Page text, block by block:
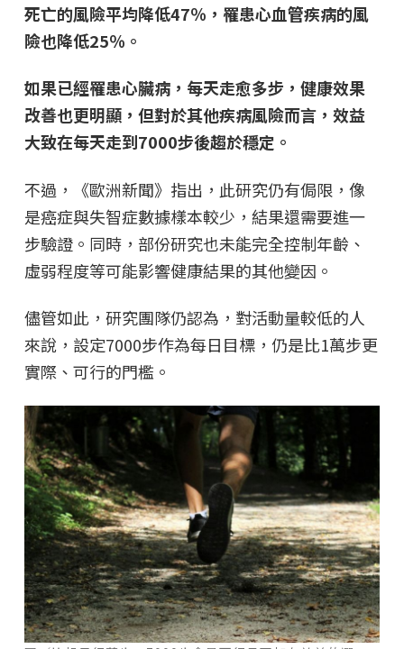
死亡的風險平均降低47％，罹患心血管疾病的風
險也降低25％。
如果已經罹患心臟病，每天走愈多步，健康效果
改善也更明顯，但對於其他疾病風險而言，效益
大致在每天走到7000步後趨於穩定。
不過，《歐洲新聞》指出，此研究仍有侷限，像
是癌症與失智症數據樣本較少，結果還需要進一
步驗證。同時，部份研究也未能完全控制年齡、
虛弱程度等可能影響健康結果的其他變因。
儘管如此，研究團隊仍認為，對活動量較低的人
來說，設定7000步作為每日目標，仍是比1萬步更
實際、可行的門檻。